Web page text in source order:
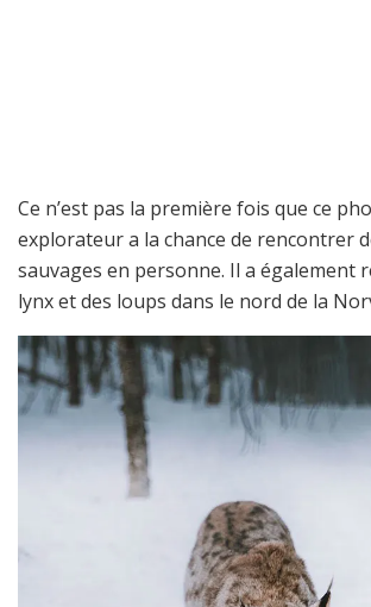
Ce n’est pas la première fois que ce
explorateur a la chance de rencontrer
sauvages en personne. Il a également
lynx et des loups dans le nord de la